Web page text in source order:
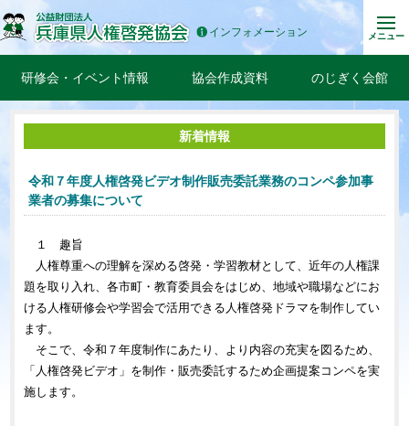
インフォメーション メニュー
研修会・イベント情報 協会作成資料 のじぎく会館
新着情報
令和７年度人権啓発ビデオ制作販売委託業務のコンペ参加事
業者の募集について
１ 趣旨
人権尊重への理解を深める啓発・学習教材として、近年の人権課
題を取り入れ、各市町・教育委員会をはじめ、地域や職場などにお
ける人権研修会や学習会で活用できる人権啓発ドラマを制作してい
ます。
そこで、令和７年度制作にあたり、より内容の充実を図るため、
「人権啓発ビデオ」を制作・販売委託するため企画提案コンペを実
施します。